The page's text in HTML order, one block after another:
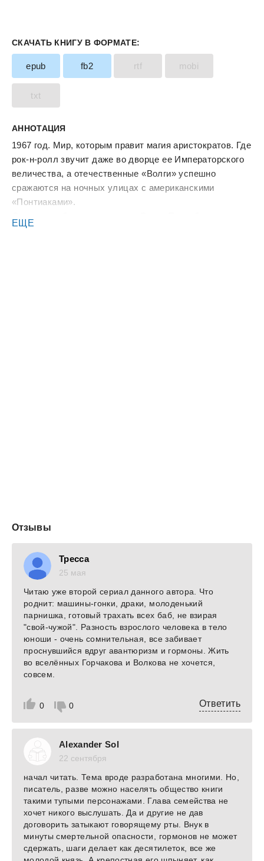
СКАЧАТЬ КНИГУ В ФОРМАТЕ:
epub fb2 rtf mobi
txt
АННОТАЦИЯ
1967 год. Мир, которым правит магия аристократов. Где
рок-н-ролл звучит даже во дворце ее Императорского
величества, а отечественные «Волги» успешно
сражаются на ночных улицах с американскими
«Понтиаками».
заканчивается трагедией. Врачи и целители, уже
ЕЩЕ
Отзывы
Тресса
25 мая
0 0
Читаю уже второй сериал данного автора. Что
роднит: машины-гонки, драки, молоденький
парнишка, готовый трахать всех баб, не взирая
"свой-чужой". Разность взрослого человека в тело
юноши - очень сомнительная, все забивает
проснувшийся вдруг авантюризм и гормоны. Жить
во вселённых Горчакова и Волкова не хочется,
совсем.
Ответить
Alexander Sol
22 сентября
начал читать. Тема вроде разработана многими. Но,
писатель, разве можно населять общество книги
такими тупыми персонажами. Глава семейства не
хочет никого выслушать. Да и другие не дав
договорить затыкают говорящему рты. Внук в
минуты смертельной опасности, гормонов не может
сдержать, шаги делает как десятилеток, все же